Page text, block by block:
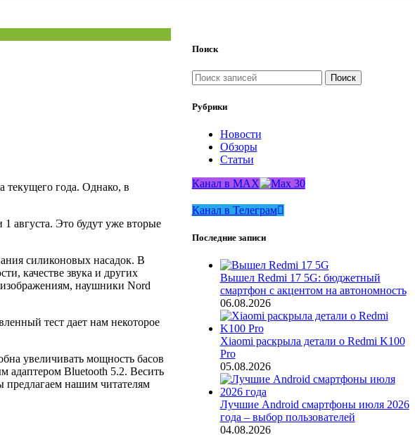
текущего года. Однако, в
августа. Это будут уже вторые
силиконовых насадок. В
качестве звука и других
наушники Nord
тест дает нам некоторое
увеличивать мощность басов
адаптером Bluetooth 5.2. Весить
нашим читателям
Поиск
Поиск
Рубрики
Новости
Обзоры
Статьи
Канал в MAX
Канал в Телеграм
Последние записи
Вышел Redmi 17 5G: бюджетный
смартфон с акцентом на автономность
06.08.2026
Xiaomi раскрыла детали о Redmi K100
Pro
05.08.2026
Лучшие Android смартфоны июля 2026
года – выбор пользователей
04.08.2026